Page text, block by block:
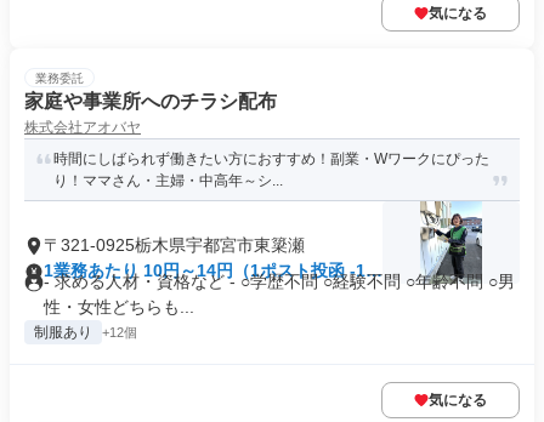
気になる
業務委託
家庭や事業所へのチラシ配布
株式会社アオバヤ
時間にしばられず働きたい方におすすめ！副業・Wワークにぴった
り！ママさん・主婦・中高年～シ...
〒321-0925栃木県宇都宮市東簗瀬
1業務あたり 10円～14円（1ポスト投函 -1
分）
- 求める人材・資格など - ○学歴不問 ○経験不問 ○年齢不問 ○男
性・女性どちらも...
制服あり +12個
気になる